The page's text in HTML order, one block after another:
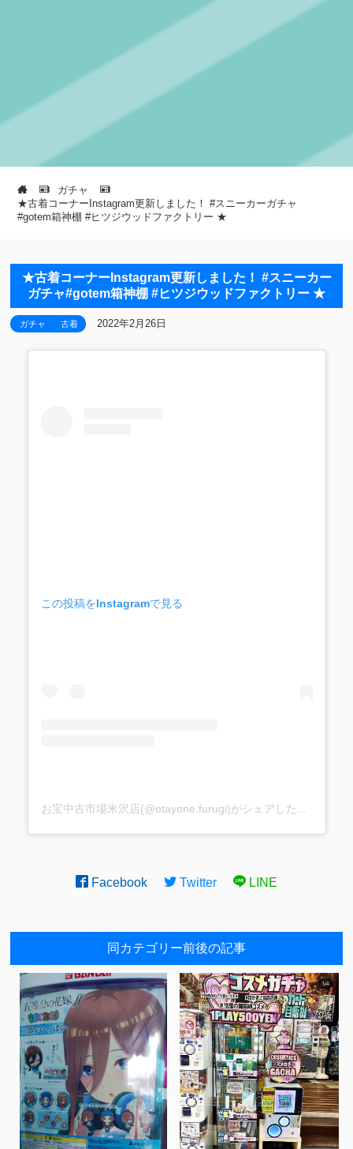
ガチャ
★古着コーナーInstagram更新しました！ #スニーカーガチャ
#gotem箱神棚 #ヒツジウッドファクトリー ★
★古着コーナーInstagram更新しました！ #スニーカー
ガチャ#gotem箱神棚 #ヒツジウッドファクトリー ★
ガチャ 古着 2022年2月26日
この投稿をInstagramで見る
Facebook Twitter LINE
同カテゴリー前後の記事